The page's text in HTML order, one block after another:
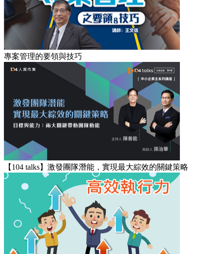
專案管理的要領與技巧
【104 talks】激發團隊潛能，實現最大綜效的關鍵策略